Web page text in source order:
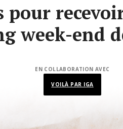
pour
week-end
EN COLLABORATION AVEC
VOILÀ PAR IGA